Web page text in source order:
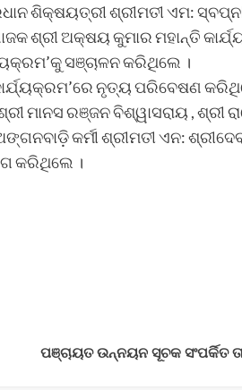
ଶିକ୍ଷୟତ୍ରୀ ଶ୍ରୀମତୀ ଏମ: ସ୍ବପ୍ନl
ଶ୍ରୀ ଅକ୍ଷୟ କୁମାର ମହାନ୍ତି
ସଞ୍ଚାଳନ କରିଥିଲେ ।
ନୃତ୍ୟ ପରିବେଷଣ
ମାନସ ରଞ୍ଜନ ବିଶ୍ୱାସରାୟ , ଶ୍ରୀ
କର୍ମୀ ଶ୍ରୀମତୀ ଏନ:
କରିଥିଲେ ।
ପଞ୍ଚାୟତ ଉନ୍ନୟନ ସୂଚକ ସଂପର୍କିତ